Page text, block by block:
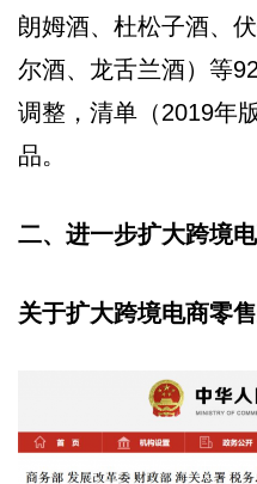
朗姆酒、杜松子酒、
尔酒、龙舌兰酒）等
调整，清单（2019年
品。
二、进一步扩大跨境
关于扩大跨境电商零